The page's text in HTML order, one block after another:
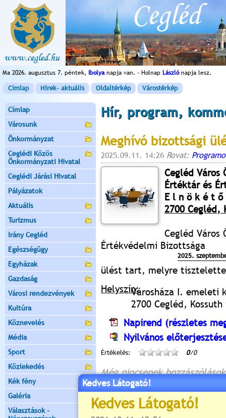
Ma 2026. augusztus 7. péntek, Ibolyanapja van. - Holnap Lászlónapja lesz.
Címlap Hírek- aktuális Oldaltérkép Várostérkép
Címlap
Városunk
Önkormányzat
Ceglédi Közös
Önkormányzati Hivatal
Ceglédi Járási Hivatal
Pályázatok
Aktuális
Turizmus
Irány Cegléd
Egészségügy
Egyházak
Gazdaság
Városi rendezvények
Kultúra
Köznevelés
Média
Sport
Közlekedés
Kék fény
Galéria
Választások -
Hír, program,
Meghívó bizottsági
2025.09.11. 14:26 Rovat:
Cegléd Város
Értéktár és
E l n ö k é t ő
2700 Cegléd,
Cegléd Város
Értékvédelmi Bizottsága
2025.
ülést tart, melyre
Helyszín:Városháza I. emeleti
2700 Cegléd,
Napirend (részletes
Nyilvános
Értékelés: 0/0
Még nincsenek hozzászólások
Kedves Látogató!